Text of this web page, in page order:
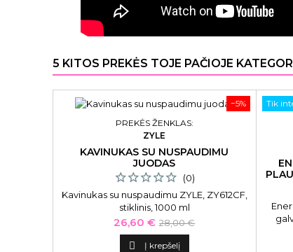
5 KITOS PREKĖS TOJE PAČIOJE
−5%
PREKĖS ŽENKLAS:
ZYLE
KAVINUKAS SU NUSPAUDIMU
JUODAS
(0)
Kavinukas su nuspaudimu ZYLE, ZY612CF,
stiklinis, 1000 ml
Kaina
26,60 € Bazinė
kaina
28,00 €
 Į krepšelį
Tik